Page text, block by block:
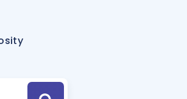
Hesaplama Aracı
için Öneriler
Tek Takvimde
Hoca ile seni sınava hazırlayacak onlarca